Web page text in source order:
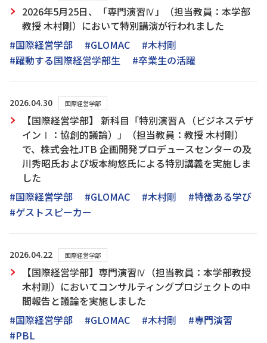
2026年5月25日、「専門演習Ⅳ」（担当教員：本学部
教授 木村剛）において特別講演が行われました
#国際経営学部
#GLOMAC
#木村剛
#躍動する国際経営学部生
#卒業生の活躍
2026.04.30 国際経営学部
【国際経営学部】 新科目「特別演習Ａ（ビジネスデザ
インⅠ：協創的議論）」（担当教員：教授 木村剛）
で、株式会社JTB 企画開発プロデュースセンターの及
川秀昭氏および坂本絢悠氏による特別講義を実施しま
した
#国際経営学部
#GLOMAC #木村剛
#特徴ある学び
#ゲストスピーカー
2026.04.22 国際経営学部
【国際経営学部】専門演習Ⅳ（担当教員：本学部教授
木村剛）においてコンサルティングプロジェクトの中
間報告と議論を実施しました
#国際経営学部
#GLOMAC #木村剛
#専門演習
#PBL